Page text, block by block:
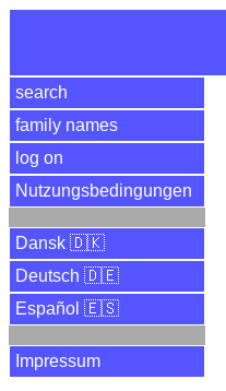
search
family names
log on
Nutzungsbedingungen
Dansk 🇩🇰
Deutsch 🇩🇪
Español 🇪🇸
Impressum